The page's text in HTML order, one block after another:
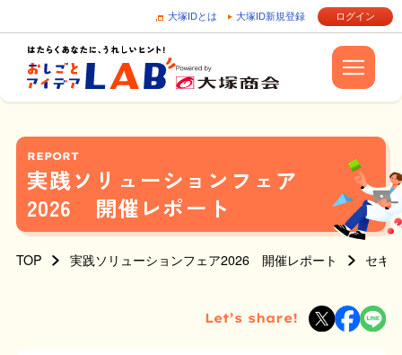
大塚IDとは 大塚ID新規登録 ログイン
REPORT
実践ソリューションフェア
2026 開催レポート
TOP 実践ソリューションフェア2026 開催レポート セキ
Let’s share!